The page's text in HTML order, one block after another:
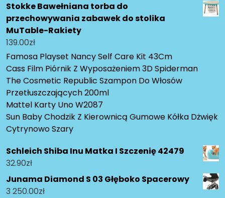
Stokke Bawełniana torba do
przechowywania zabawek do stolika
MuTable-Rakiety
139.00zł
Famosa Playset Nancy Self Care Kit 43Cm
Cass Film Piórnik Z Wyposażeniem 3D Spiderman
The Cosmetic Republic Szampon Do Włosów
Przetłuszczających 200ml
Mattel Karty Uno W2087
Sun Baby Chodzik Z Kierownicą Gumowe Kółka Dżwięk
Cytrynowo Szary
Schleich Shiba Inu Matka I Szczenię 42479
32.90zł
Junama Diamond S 03 Głęboko Spacerowy
3 250.00zł